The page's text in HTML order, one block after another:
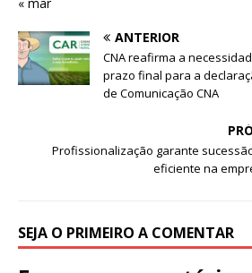
ANTERIOR
CNA reafirma a
prazo final para a
de Comunicação CNA
Profissionalização garante
eficiente na
SEJA O PRIMEIRO A COMENTAR